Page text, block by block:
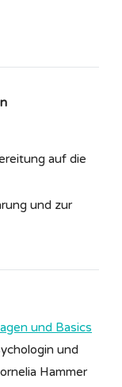
auf die
und zur
und Basics
und
Hammer